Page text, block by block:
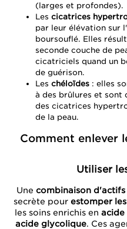
(larges et profondes).
Les cicatrices
par leur élévation sur
boursouflé. Elles
seconde couche de
cicatriciels quand un
de guérison.
Les chéloïdes : elles
à des brûlures et sont
des cicatrices
de la peau.
Comment enlever
Utiliser
Une combinaison d'actifs
secrète pour estomper
les soins enrichis en acide
acide glycolique. Ces